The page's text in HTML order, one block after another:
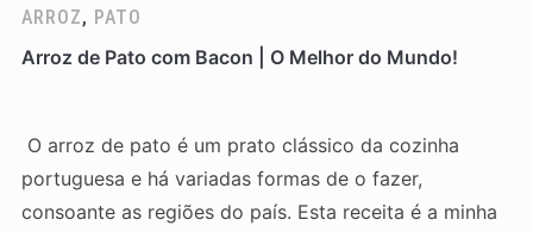
ARROZ, PATO
Arroz de Pato com Bacon | O Melhor do Mundo!
O arroz de pato é um prato clássico da cozinha
portuguesa e há variadas formas de o fazer,
consoante as regiões do país. Esta receita é a minha